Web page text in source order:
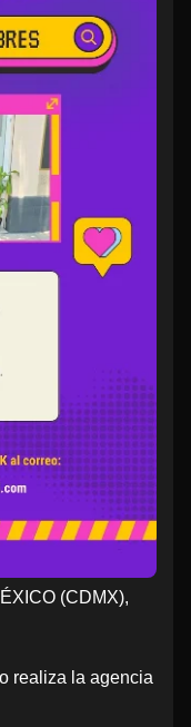
(CDMX),
realiza la agencia